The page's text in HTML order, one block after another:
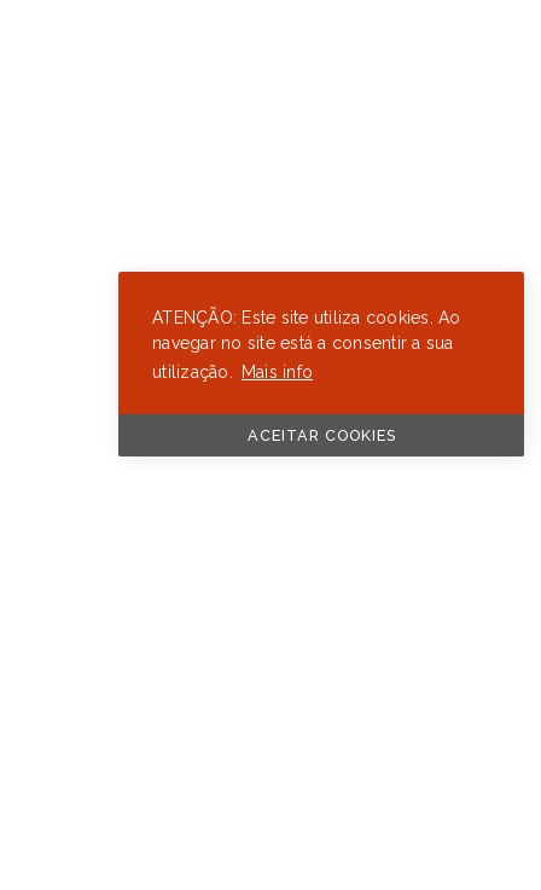
ATENÇÃO: Este site utiliza cookies. Ao
navegar no site está a consentir a sua
utilização.
Mais info
ACEITAR COOKIES